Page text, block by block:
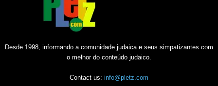
Desde 1998, informando a comunidade judaica e seus simpatizantes com
o melhor do conteúdo judaico.
Contact us: info@pletz.com